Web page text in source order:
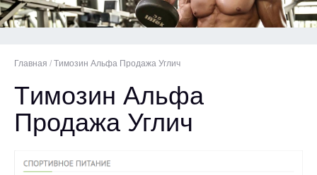
Главная / Tимозин Альфа Продажа Углич
Tимозин Альфа
Продажа Углич